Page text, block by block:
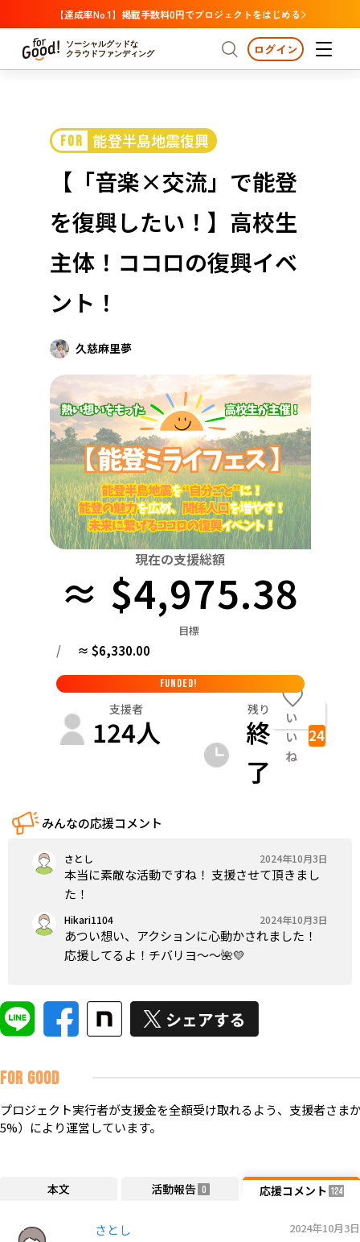
【達成率No.1】掲載手数料0円でプロジェクトをはじめる
ソーシャルグッドな
クラウドファンディング
プロジェクトからさがす
カテゴリーからさがす 国際協力
医療・福祉
人権・マイノリティ
関東
中国
四国
九州・沖縄
注目 新着
支援金額が多い
支援人数が多い
終了日が近い
カテゴリーからさがす
国際協力 医療・福祉
子ども・教育
環境・エシカル
人権・マイノリティ
社会貢献
地域からさがす
北海道 青森
茨城 栃木 群馬 埼玉 千葉 東京
新潟 富山 石川 福井 山梨 長野
三重 滋賀 京都 大阪 兵庫 奈良
鳥取 島根 岡山 広島 山口
九州・沖縄
ログイン
FOR 能登半島地震復興
【「音楽×交流」で能登
を復興したい！】高校生
主体！ココロの復興イベ
ント！
久慈麻里夢
現在の支援総額
≈ $4,975.38
目標
/ ≈ $6,330.00
FUNDED!
支援者
124人
残り
終
了
い
い
ね
24
みんなの応援コメント
さとし 2024年10月3日
本当に素敵な活動ですね！ 支援させて頂きまし
た！
Hikari1104 2024年10月3日
あつい想い、アクションに心動かされました！
応援してるよ！チバリヨ～～🌺💛
FOR GOOD
プロジェクト実行者が支援金を全額受け取れるよう、支援者さま
5%）により運営しています。
本文 活動報告 0 応援コメント 124
さとし 2024年10月3日